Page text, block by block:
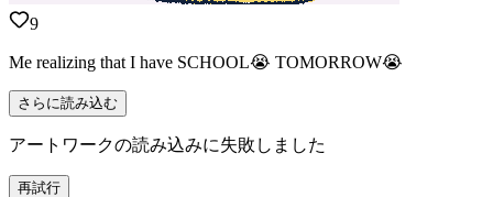
9
Me realizing that I have SCHOOL😭 TOMORROW😭
さらに読み込む
アートワークの読み込みに失敗しました
再試行